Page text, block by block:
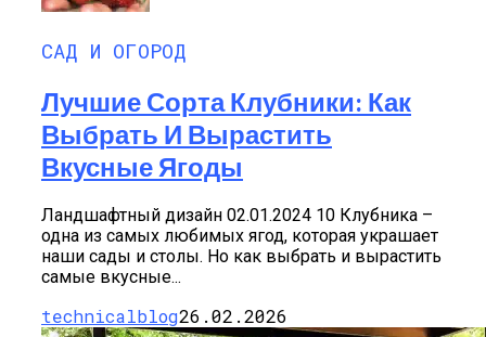
САД И ОГОРОД
Лучшие Сорта Клубники: Как
Выбрать И Вырастить
Вкусные Ягоды
Ландшафтный дизайн 02.01.2024 10 Клубника –
одна из самых любимых ягод, которая украшает
наши сады и столы. Но как выбрать и вырастить
самые вкусные...
technicalblog26.02.2026